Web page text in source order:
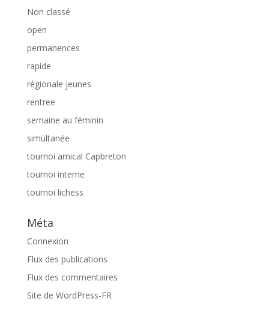
Non classé
open
permanences
rapide
régionale jeunes
rentree
semaine au féminin
simultanée
tournoi amical Capbreton
tournoi interne
tournoi lichess
Méta
Connexion
Flux des publications
Flux des commentaires
Site de WordPress-FR